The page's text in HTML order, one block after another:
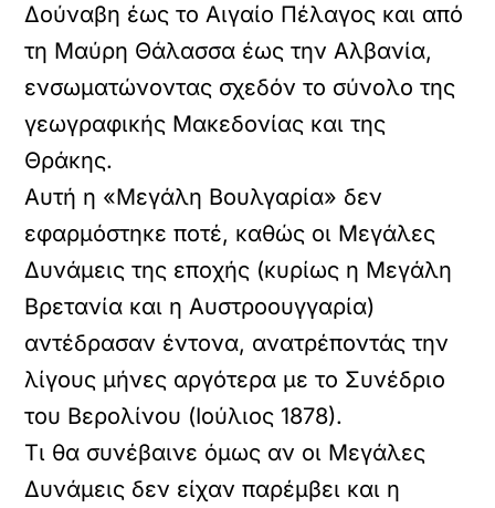
Δούναβη έως το Αιγαίο Πέλαγος και από
τη Μαύρη Θάλασσα έως την Αλβανία,
ενσωματώνοντας σχεδόν το σύνολο της
γεωγραφικής Μακεδονίας και της
Θράκης.
Αυτή η «Μεγάλη Βουλγαρία» δεν
εφαρμόστηκε ποτέ, καθώς οι Μεγάλες
Δυνάμεις της εποχής (κυρίως η Μεγάλη
Βρετανία και η Αυστροουγγαρία)
αντέδρασαν έντονα, ανατρέποντάς την
λίγους μήνες αργότερα με το Συνέδριο
του Βερολίνου (Ιούλιος 1878).
Τι θα συνέβαινε όμως αν οι Μεγάλες
Δυνάμεις δεν είχαν παρέμβει και η